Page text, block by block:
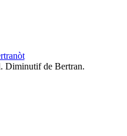
Diminutif de Bertran.